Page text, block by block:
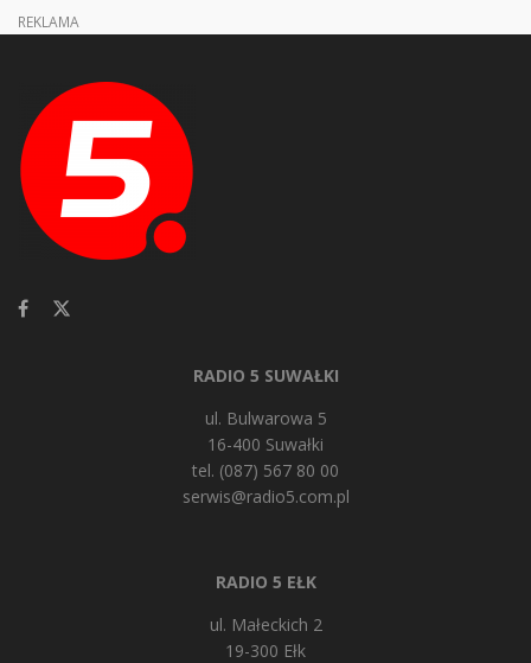
REKLAMA
RADIO 5 SUWAŁKI
ul. Bulwarowa 5
16-400 Suwałki
tel. (087) 567 80 00
serwis@radio5.com.pl
RADIO 5 EŁK
ul. Małeckich 2
19-300 Ełk